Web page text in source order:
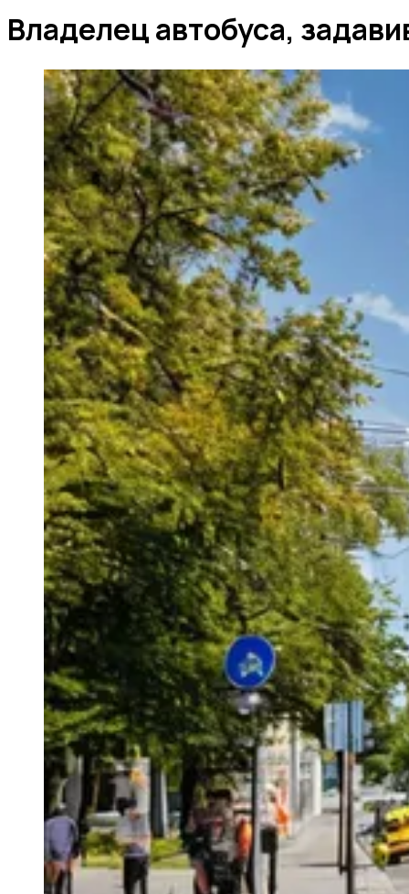
Владелец автобуса,